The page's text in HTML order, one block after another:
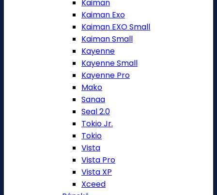
Kaiman
Kaiman Exo
Kaiman EXO Small
Kaiman Small
Kayenne
Kayenne Small
Kayenne Pro
Mako
Sanaa
Seal 2.0
Tokio Jr.
Tokio
Vista
Vista Pro
Vista XP
Xceed